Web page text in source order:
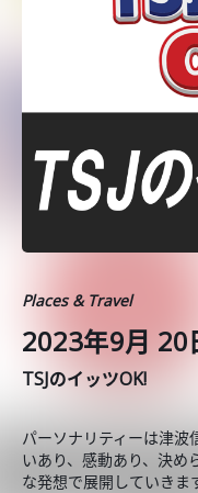
Places & Travel
2023年9月
TSJのイッツOK!
パーソナリティーは津波
いあり、感動あり、決め
な発想で展開していきま